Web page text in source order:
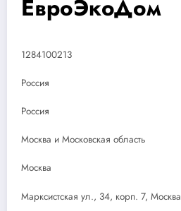
ЕвроЭкоДом
1284100213
Россия
Россия
Москва и Московская область
Москва
Марксистская ул., 34, корп. 7, Москва